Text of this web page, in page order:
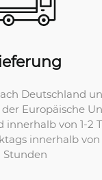
Deutschland
Europäische
innerhalb von 1-2
innerhalb von
Stunden